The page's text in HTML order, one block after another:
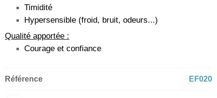
Timidité
Hypersensible (froid, bruit, odeurs...)
Qualité apportée :
Courage et confiance
Référence EF020